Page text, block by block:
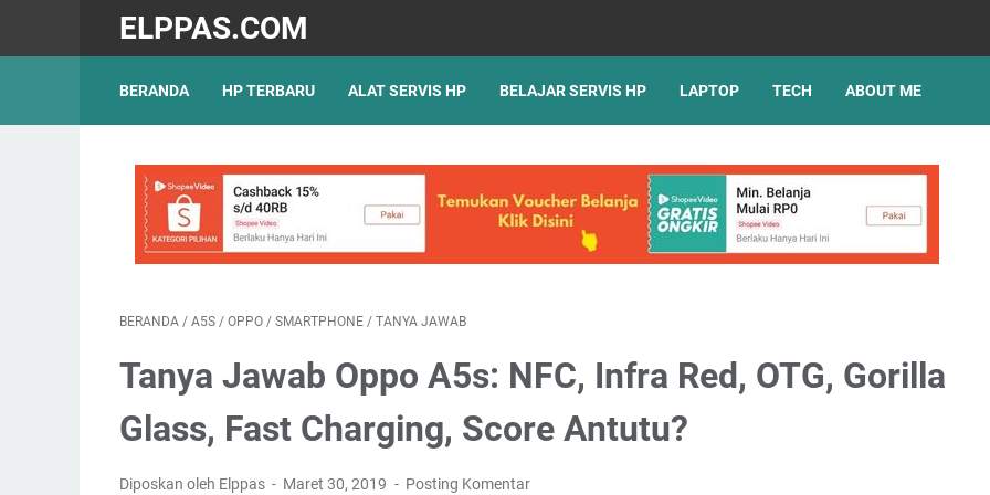
ELPPAS.COM
BERANDA HP TERBARU ALAT SERVIS HP BELAJAR SERVIS HP LAPTOP TECH ABOUT ME
BERANDA / A5S / OPPO / SMARTPHONE / TANYA JAWAB
Tanya Jawab Oppo A5s: NFC, Infra Red, OTG, Gorilla
Glass, Fast Charging, Score Antutu?
Diposkan oleh Elppas Maret 30, 2019 Posting Komentar